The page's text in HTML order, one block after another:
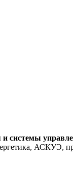
системы
АСКУЭ,